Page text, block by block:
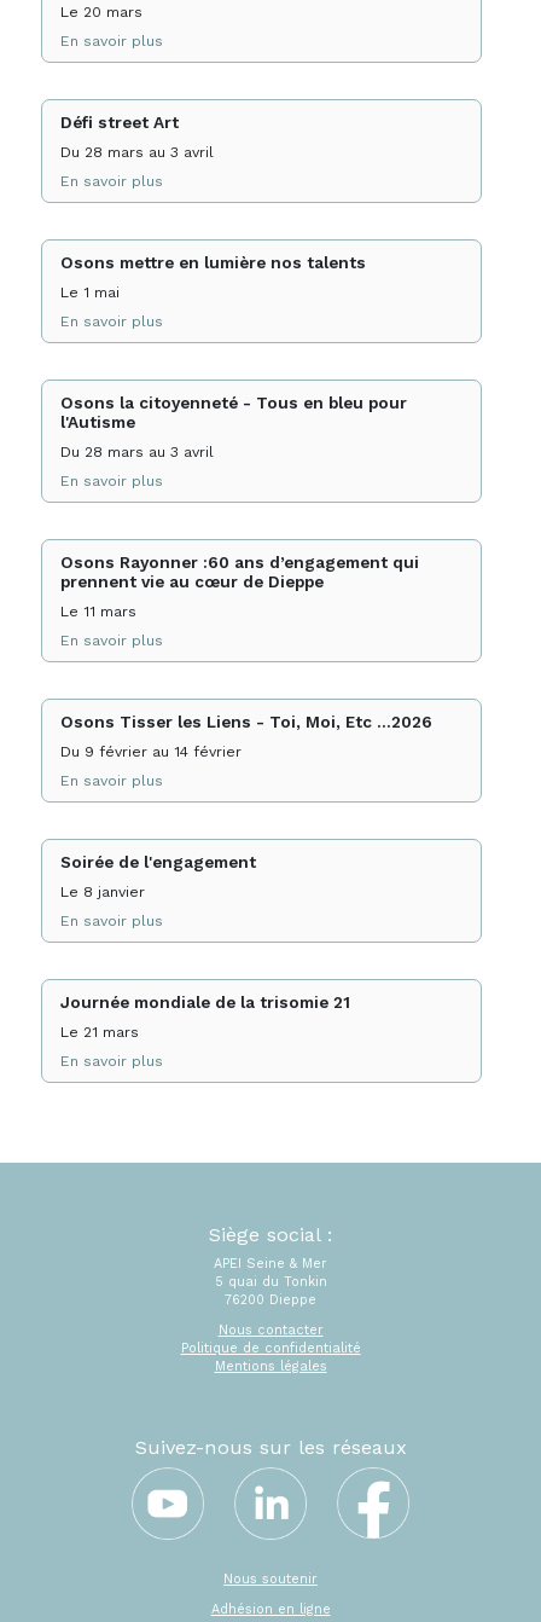
Le 20 mars
En savoir plus
Défi street Art
Du 28 mars au 3 avril
En savoir plus
Osons mettre en lumière nos talents
Le 1 mai
En savoir plus
Osons la citoyenneté - Tous en bleu pour
l'Autisme
Du 28 mars au 3 avril
En savoir plus
Osons Rayonner :60 ans d’engagement qui
prennent vie au cœur de Dieppe
Le 11 mars
En savoir plus
Osons Tisser les Liens - Toi, Moi, Etc ...2026
Du 9 février au 14 février
En savoir plus
Soirée de l'engagement
Le 8 janvier
En savoir plus
Journée mondiale de la trisomie 21
Le 21 mars
En savoir plus
Siège social :
APEI Seine & Mer
5 quai du Tonkin
76200 Dieppe
Nous contacter
Politique de confidentialité
Mentions légales
Suivez-nous sur les réseaux
Nous soutenir
Adhésion en ligne